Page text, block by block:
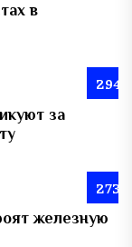
в
294
за
273
железную